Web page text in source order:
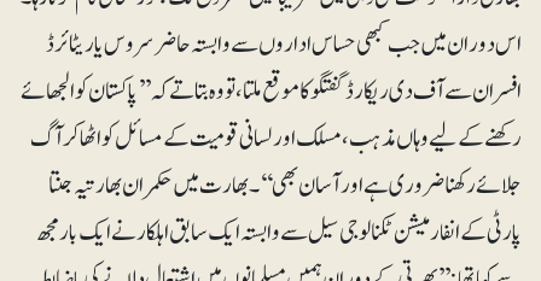
اس دوران میں جب کبھی حساس اداروں سے وابستہ حاضر سروس یا ریٹائرڈ
افسران سے آف دی ریکارڈ گفتگو کا موقع ملتا ، تو وہ بتاتے کہ ’’پاکستان کو الجھا ئے
رکھنے کےلیے وہاں مذہب، مسلک اور لسانی قومیت کے مسائل کو اٹھا کر آگ
جلائے رکھنا ضروری ہے اور آسان بھی‘‘ ۔ بھارت میں حکمران بھارتیہ جنتا
پارٹی کے انفارمیشن ٹکنالوجی سیل سے وابستہ ایک سابق اہلکار نے ایک بار مجھ